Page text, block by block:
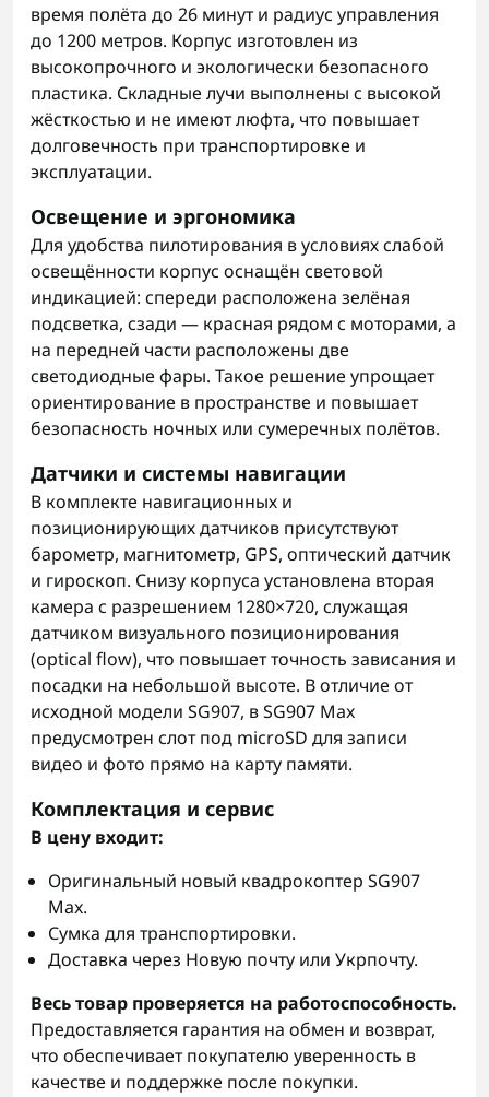
время полёта до 26 минут и радиус управления
до 1200 метров. Корпус изготовлен из
высокопрочного и экологически безопасного
пластика. Складные лучи выполнены с высокой
жёсткостью и не имеют люфта, что повышает
долговечность при транспортировке и
эксплуатации.
Освещение и эргономика
Для удобства пилотирования в условиях слабой
освещённости корпус оснащён световой
индикацией: спереди расположена зелёная
подсветка, сзади — красная рядом с моторами, а
на передней части расположены две
светодиодные фары. Такое решение упрощает
ориентирование в пространстве и повышает
безопасность ночных или сумеречных полётов.
Датчики и системы навигации
В комплекте навигационных и
позиционирующих датчиков присутствуют
барометр, магнитометр, GPS, оптический датчик
и гироскоп. Снизу корпуса установлена вторая
камера с разрешением 1280×720, служащая
датчиком визуального позиционирования
(optical flow), что повышает точность зависания и
посадки на небольшой высоте. В отличие от
исходной модели SG907, в SG907 Max
предусмотрен слот под microSD для записи
видео и фото прямо на карту памяти.
Комплектация и сервис
В цену входит:
Оригинальный новый квадрокоптер SG907
Max.
Сумка для транспортировки.
Доставка через Новую почту или Укрпочту.
Весь товар проверяется на работоспособность.
Предоставляется гарантия на обмен и возврат,
что обеспечивает покупателю уверенность в
качестве и поддержке после покупки.